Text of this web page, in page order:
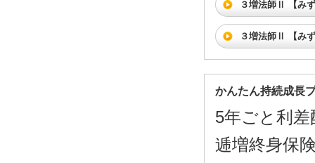
３増法師Ⅱ 【み
３増法師Ⅱ 【み
かんたん持続成長
5年ごと利
逓増終身保